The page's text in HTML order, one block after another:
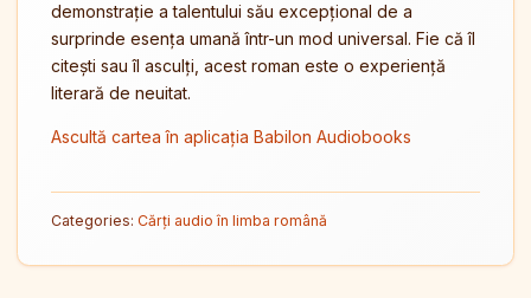
demonstrație a talentului său excepțional de a
surprinde esența umană într-un mod universal. Fie că îl
citești sau îl asculți, acest roman este o experiență
literară de neuitat.
Ascultă cartea în aplicația Babilon Audiobooks
Categories: Cărți audio în limba română